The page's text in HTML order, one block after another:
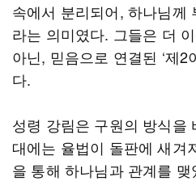
속에서 분리되어, 하나님께
라는 의미였다. 그들은 더
아닌, 믿음으로 연결된 ‘제2
다.
성령 강림은 구원의 방식을
대에는 율법이 돌판에 새겨
을 통해 하나님과 관계를